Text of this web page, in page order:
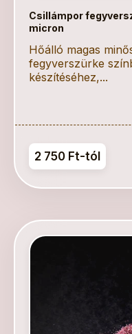
Csillámpor
micron
Hőálló magas
fegyverszürke
készítéséhez,...
2 750 Ft-tól